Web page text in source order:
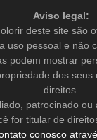
Aviso legal:
deste site são
uso pessoal e não
podem mostrar
dos
direitos.
patrocinado
for titular de
conosco